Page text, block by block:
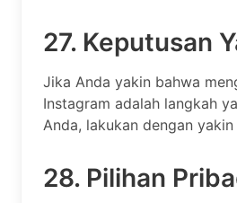
27. Keputusan
Jika Anda yakin bahwa
Instagram adalah langkah
Anda, lakukan dengan
28. Pilihan